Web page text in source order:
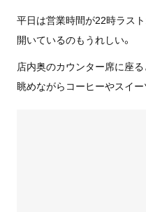
平日は営業時間が22時ラス
開いているのもうれしい。
店内奥のカウンター席に座
眺めながらコーヒーやスイー